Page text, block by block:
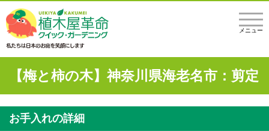
メニュー
【梅と柿の木】神奈川県海老名市：剪定
お手入れの詳細